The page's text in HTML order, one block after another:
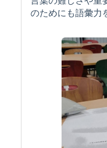
のためにも語彙力